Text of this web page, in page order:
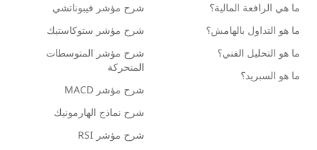
ما هي الرافعة المالية؟
ما هو التداول بالهامش؟
ما هو التحليل الفني؟
ما هو السبريد؟
شرح مؤشر فيبوناتشي
شرح مؤشر ستوكاستيك
شرح مؤشر المتوسطات
المتحركة
شرح مؤشر MACD
شرح نماذج الهارمونيك
شرح مؤشر RSI